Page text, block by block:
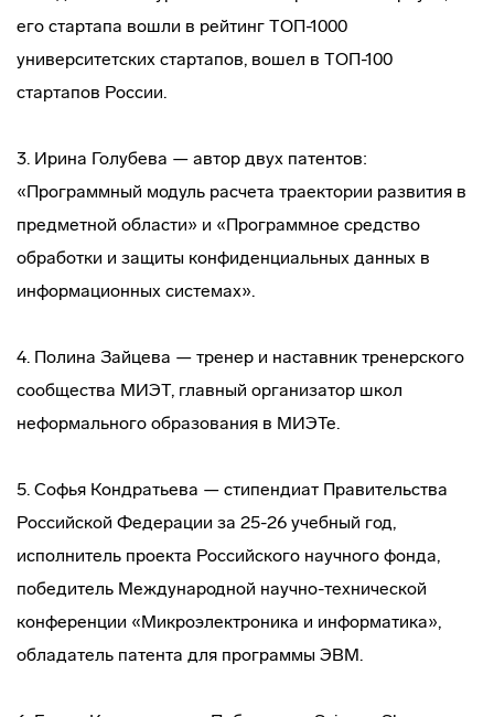
его стартапа вошли в рейтинг ТОП-1000
университетских стартапов, вошел в ТОП-100
стартапов России.
3. Ирина Голубева — автор двух патентов:
«Программный модуль расчета траектории развития в
предметной области» и «Программное средство
обработки и защиты конфиденциальных данных в
информационных системах».
4. Полина Зайцева — тренер и наставник тренерского
сообщества МИЭТ, главный организатор школ
неформального образования в МИЭТе.
5. Софья Кондратьева — стипендиат Правительства
Российской Федерации за 25-26 учебный год,
исполнитель проекта Российского научного фонда,
победитель Международной научно-технической
конференции «Микроэлектроника и информатика»,
обладатель патента для программы ЭВМ.